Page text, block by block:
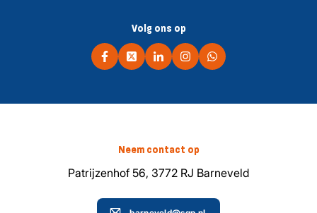
Volg ons op
Neem contact op
Patrijzenhof 56, 3772 RJ Barneveld